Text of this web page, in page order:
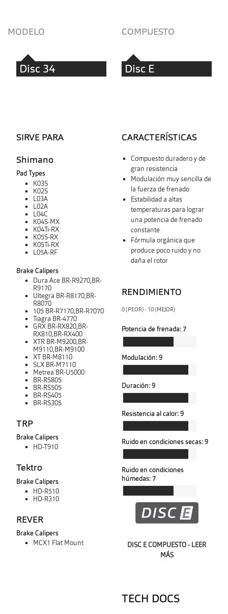
MODELO COMPUESTO
Disc 34 Disc E
SIRVE PARA
Shimano
Pad Types
K03S
K02S
L03A
L02A
L04C
K04S-MX
K04Ti-RX
K05S-RX
K05Ti-RX
L05A-RF
Brake Calipers
Dura Ace BR-R9270,BR-
R9170
Ultegra BR-R8170,BR-
R8070
105 BR-R7170,BR-R7070
Tiagra BR-4770
GRX BR-RX820,BR-
RX810,BR-RX400
XTR BR-M9200,BR-
M9110,BR-M9100
XT BR-M8110
SLX BR-M7110
Metrea BR-U5000
BR-RS805
BR-RS505
BR-RS405
BR-RS305
TRP
Brake Calipers
HD-T910
Tektro
Brake Calipers
HD-R510
HD-R310
REVER
Brake Calipers
MCX1 Flat Mount
CARACTERÍSTICAS
Compuesto duradero y de
gran resistencia
Modulación muy sencilla de
la fuerza de frenado
Estabilidad a altas
temperaturas para lograr
una potencia de frenado
constante
Fórmula orgánica que
produce poco ruido y no
daña el rotor
RENDIMIENTO
0 (PEOR) - 10 (MEJOR)
Potencia de frenada:7
Modulación:9
Duración:9
Resistencia al calor:9
Ruido en condiciones secas:9
Ruido en condiciones
húmedas:7
DISC E COMPUESTO - LEER
MÁS
TECH DOCS